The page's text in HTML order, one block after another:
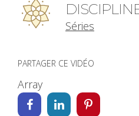
Séries
PARTAGER CE VIDÉO
Array